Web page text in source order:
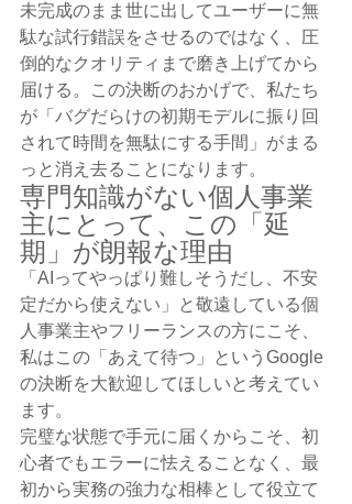
未完成のまま世に出してユーザーに無
駄な試行錯誤をさせるのではなく、圧
倒的なクオリティまで磨き上げてから
届ける。この決断のおかげで、私たち
が「バグだらけの初期モデルに振り回
されて時間を無駄にする手間」がまる
っと消え去ることになります。
専門知識がない個人事業
主にとって、この「延
期」が朗報な理由
「AIってやっぱり難しそうだし、不安
定だから使えない」と敬遠している個
人事業主やフリーランスの方にこそ、
私はこの「あえて待つ」というGoogle
の決断を大歓迎してほしいと考えてい
ます。
完璧な状態で手元に届くからこそ、初
心者でもエラーに怯えることなく、最
初から実務の強力な相棒として役立て